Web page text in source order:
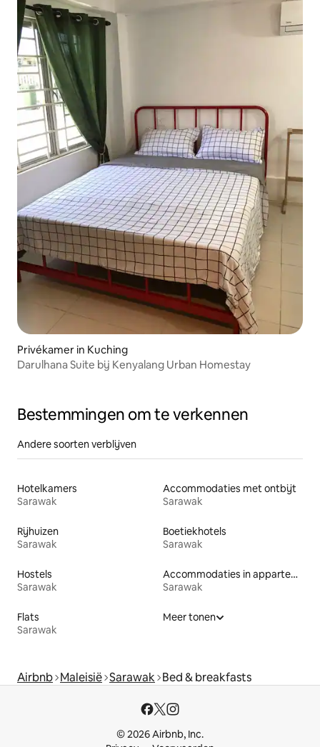
Privékamer in Kuching
Darulhana Suite bij Kenyalang Urban Homestay
Bestemmingen om te verkennen
Andere soorten verblijven
Hotelkamers
Sarawak
Accommodaties met ontbijt
Sarawak
Rijhuizen
Sarawak
Boetiekhotels
Sarawak
Hostels
Sarawak
Accommodaties in appartementen met diensten
Sarawak
Flats
Sarawak
Meer tonen
Airbnb Maleisië Sarawak Bed & breakfasts
© 2026 Airbnb, Inc.